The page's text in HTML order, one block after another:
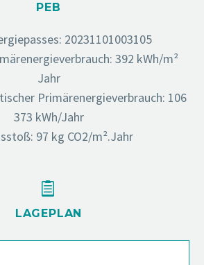
PEB
20231101003105
392 kWh/m²
Jahr
Primärenergieverbrauch: 106
373 kWh/Jahr
97 kg CO2/m².Jahr


LAGEPLAN